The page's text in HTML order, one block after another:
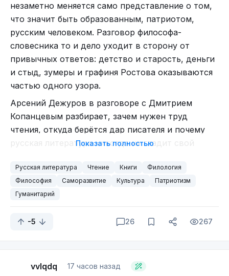
незаметно меняется само представление о том,
что значит быть образованным, патриотом,
русским человеком. Разговор философа-
словесника то и дело уходит в сторону от
привычных ответов: детство и старость, деньги
и стыд, зумеры и графиня Ростова оказываются
частью одного узора.
Арсений Дежуров в разговоре с Дмитрием
Копанцевым разбирает, зачем нужен труд
чтения, откуда берётся дар писателя и почему
русская литература никогда не гладит свой
книги, с которых можно начать.
Расшифровка подготовлена с помощью
Speech2Text
Дмитрий Копанцев: Арсений, вы филолог.
какая она в вашей оптике? Как она
Показать полностью
Русская литература Чтение Книги
Филология
Философия
Саморазвитие Культура
Патриотизм
Гуманитарий
-5 26 267
vvlqdq 17 часов назад